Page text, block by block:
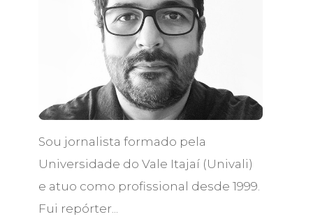
Sou jornalista formado pela
Universidade do Vale Itajaí (Univali)
e atuo como profissional desde 1999.
Fui repórter...